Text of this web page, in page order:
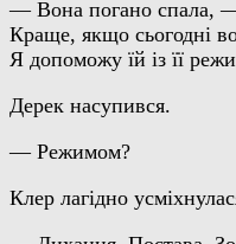
— Вона погано спала,
Краще, якщо сьогодні
Я допоможу їй із її
Дерек насупився.
— Режимом?
Клер лагідно